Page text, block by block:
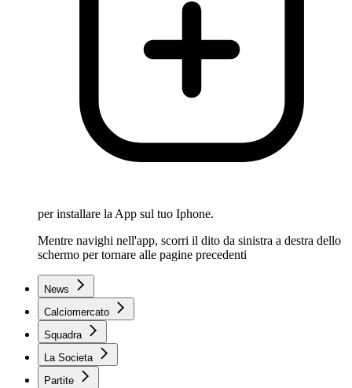
per installare la App sul tuo Iphone.
Mentre navighi nell'app, scorri il dito da sinistra a destra dello
schermo per tornare alle pagine precedenti
News
Calciomercato
Squadra
La Societa
Partite